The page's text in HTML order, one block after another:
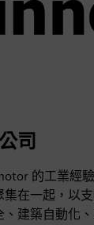
司
的工業經
在一起，以
建築自動化